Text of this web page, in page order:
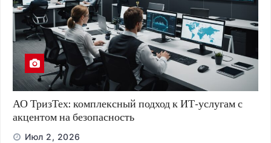
АО ТризТех: комплексный подход к ИТ-услугам с
акцентом на безопасность
Июл 2, 2026